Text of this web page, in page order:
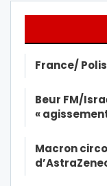
France/
Beur FM/
«
Macron